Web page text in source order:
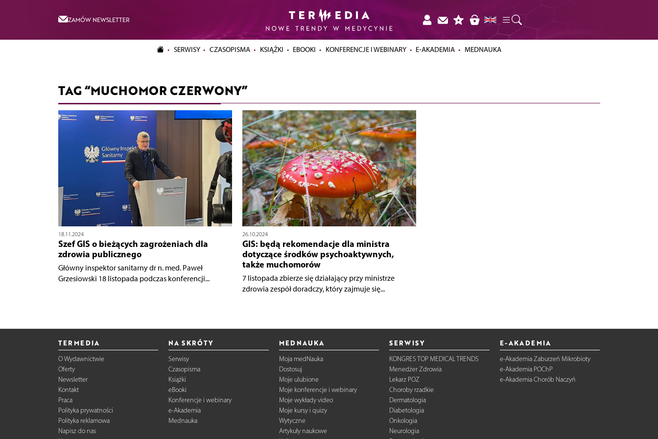
ZAMÓW NEWSLETTER
SERWISY CZASOPISMA KSIĄŻKI EBOOKI KONFERENCJE I WEBINARY E-AKADEMIA MEDNAUKA
TAG “MUCHOMOR CZERWONY”
18.11.2024
Szef GIS o bieżących zagrożeniach dla
zdrowia publicznego
Główny inspektor sanitarny dr n. med. Paweł
Grzesiowski 18 listopada podczas konferencji...
26.10.2024
GIS: będą rekomendacje dla ministra
dotyczące środków psychoaktywnych,
także muchomorów
7 listopada zbierze się działający przy ministrze
zdrowia zespół doradczy, który zajmuje się...
TERMEDIA
O Wydawnictwie
Oferty
Newsletter
Kontakt
Praca
Polityka prywatności
Polityka reklamowa
Napisz do nas
NA SKRÓTY
Serwisy
Czasopisma
Książki
eBooki
Konferencje i webinary
e-Akademia
Mednauka
MEDNAUKA
Moja medNauka
Dostosuj
Moje ulubione
Moje konferencje i webinary
Moje wykłady video
Moje kursy i quizy
Wytyczne
Artykuły naukowe
SERWISY
KONGRES TOP MEDICAL TRENDS
Menedżer Zdrowia
Lekarz POZ
Choroby rzadkie
Dermatologia
Diabetologia
Onkologia
Neurologia
E-AKADEMIA
e-Akademia Zaburzeń Mikrobioty
e-Akademia POChP
e-Akademia Chorób Naczyń